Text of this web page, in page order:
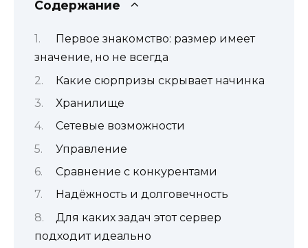
Содержание
Первое знакомство: размер имеет
значение, но не всегда
Какие сюрпризы скрывает начинка
Хранилище
Сетевые возможности
Управление
Сравнение с конкурентами
Надёжность и долговечность
Для каких задач этот сервер
подходит идеально